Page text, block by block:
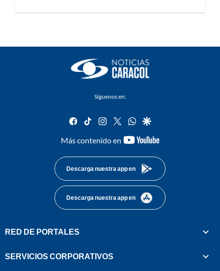
Síguenos en:
facebook
tiktok instagram
twitterwhatsapp
google
Más contenido en
youtube-
Descarga nuestra app en
Descarga nuestra app en
RED DE PORTALES
SERVICIOS CORPORATIVOS